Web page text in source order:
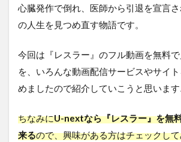
心臓発作で倒れ、医師から引退を宣言
の人生を見つめ直す物語です。
今回は『レスラー』のフル動画を無料
を、いろんな動画配信サービスやサイ
めましたので紹介していこうと思います
ちなみにU-nextなら『レスラー』を無
来るので、興味がある方はチェックし